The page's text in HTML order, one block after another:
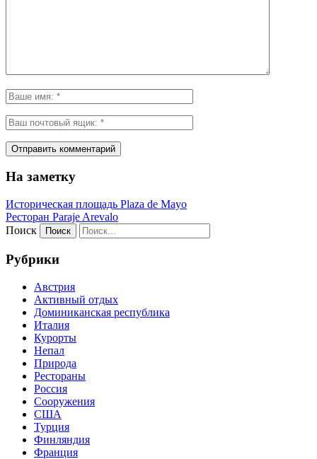
На заметку
Историческая площадь Plaza de Mayo
Ресторан Paraje Arevalo
Поиск
Рубрики
Австрия
Активный отдых
Доминиканская республика
Италия
Курорты
Непал
Природа
Рестораны
Россия
Сооружения
США
Турция
Финляндия
Франция